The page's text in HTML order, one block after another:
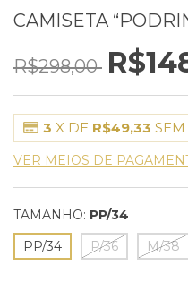
CAMISETA
R$298,00
3 X DE R$49,33
VER MEIOS DE
TAMANHO: PP/34
PP/34
P/36 M/38